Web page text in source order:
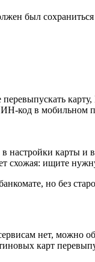
был
код в мобильном
карты и
схожая: ищите
но без
нет, можно
карт